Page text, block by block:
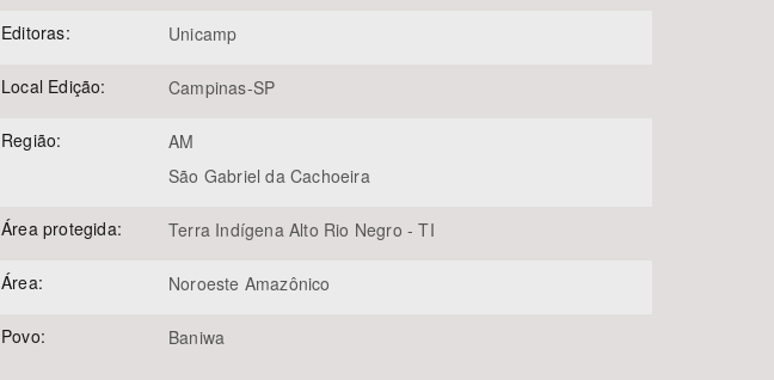
Editoras: Unicamp
Local Edição: Campinas-SP
Região:
AM
São Gabriel da Cachoeira
Área protegida: Terra Indígena Alto Rio Negro - TI
Área: Noroeste Amazônico
Povo: Baniwa